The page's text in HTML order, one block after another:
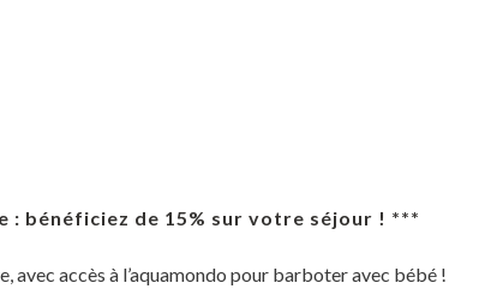
bénéficiez de 15% sur votre séjour ! ***
avec accès à l’aquamondo pour barboter avec bébé !